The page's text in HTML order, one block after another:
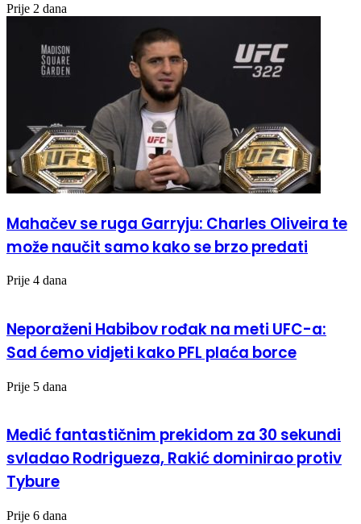
Prije 2 dana
Mahačev se ruga Garryju: Charles Oliveira te
može naučit samo kako se brzo predati
Prije 4 dana
Neporaženi Habibov rođak na meti UFC-a:
Sad ćemo vidjeti kako PFL plaća borce
Prije 5 dana
Medić fantastičnim prekidom za 30 sekundi
svladao Rodrigueza, Rakić dominirao protiv
Tybure
Prije 6 dana